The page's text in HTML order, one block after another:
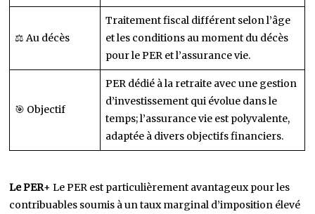
⚖️ Au décès
Traitement fiscal différent selon l’âge
et les conditions au moment du décès
pour le PER et l’assurance vie.
🎯 Objectif
PER dédié à la retraite avec une gestion
d’investissement qui évolue dans le
temps; l’assurance vie est polyvalente,
adaptée à divers objectifs financiers.
Le PER+ Le PER est particulièrement avantageux pour les
contribuables soumis à un taux marginal d’imposition élevé